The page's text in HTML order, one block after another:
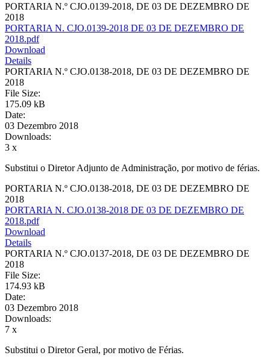
PORTARIA N.º CJO.0139-2018, DE 03 DE DEZEMBRO DE
2018
PORTARIA N. CJO.0139-2018 DE 03 DE DEZEMBRO DE
2018.pdf
Download
Details
PORTARIA N.º CJO.0138-2018, DE 03 DE DEZEMBRO DE
2018
File Size:
175.09 kB
Date:
03 Dezembro 2018
Downloads:
3 x
Substitui o Diretor Adjunto de Administração, por motivo de férias.
PORTARIA N.º CJO.0138-2018, DE 03 DE DEZEMBRO DE
2018
PORTARIA N. CJO.0138-2018 DE 03 DE DEZEMBRO DE
2018.pdf
Download
Details
PORTARIA N.º CJO.0137-2018, DE 03 DE DEZEMBRO DE
2018
File Size:
174.93 kB
Date:
03 Dezembro 2018
Downloads:
7 x
Substitui o Diretor Geral, por motivo de Férias.